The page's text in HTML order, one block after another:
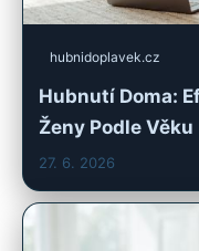
hubnidoplavek.cz
Hubnutí Doma:
Ženy Podle Věku
27. 6. 2026